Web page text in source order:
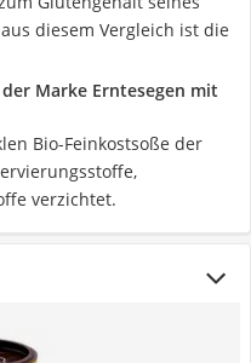
diesem Vergleich ist die
Marke Erntesegen mit
Bio-Feinkostsoße der
verzichtet.